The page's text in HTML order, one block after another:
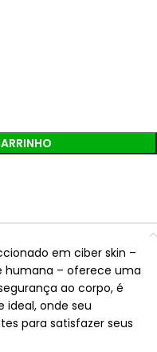
em ciber skin –
humana – oferece uma
ao corpo, é
onde seu
para satisfazer seus